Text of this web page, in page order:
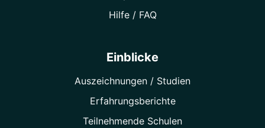
Hilfe / FAQ
Einblicke
Auszeichnungen / Studien
Erfahrungsberichte
Teilnehmende Schulen